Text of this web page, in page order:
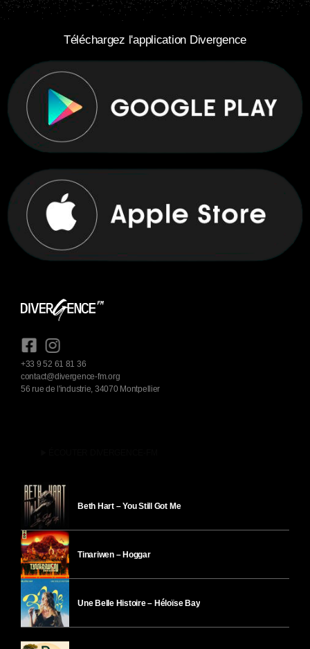
Téléchargez l'application Divergence
+33 9 52 61 81 36
contact@divergence-fm.org
56 rue de l'industrie, 34070 Montpellier
Beth Hart – You Still Got Me
Tinariwen – Hoggar
Une Belle Histoire – Héloïse Bay